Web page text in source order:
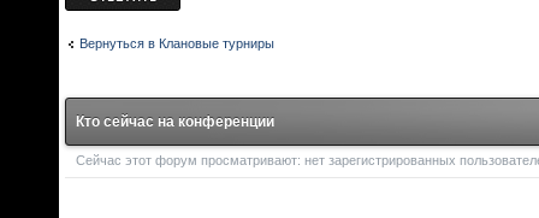
Вернуться в Клановые турниры
Кто сейчас на конференции
Сейчас этот форум просматривают: нет зарегистрированных